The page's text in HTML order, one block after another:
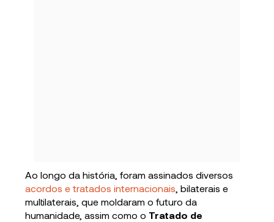
Ao longo da história, foram assinados diversos
acordos e tratados internacionais , bilaterais e
multilaterais, que moldaram o futuro da
humanidade, assim como o Tratado de